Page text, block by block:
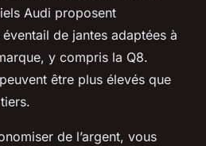
Audi proposent
de jantes adaptées à
y compris la Q8.
peuvent être plus élevés que
de l’argent, vous